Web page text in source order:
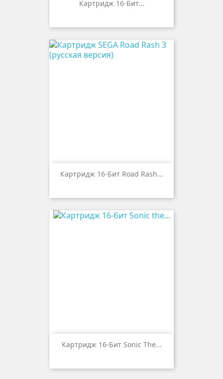
Картридж 16-Бит...
Картридж 16-Бит Road Rash...
Картридж 16-Бит Sonic The...